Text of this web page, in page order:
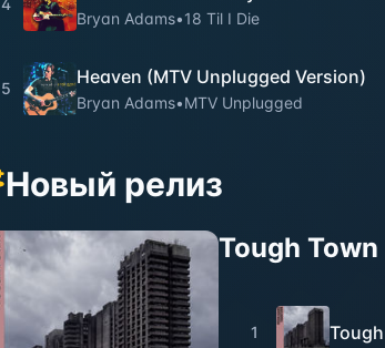
4
Bryan Adams•18 Til I Die
5
Heaven (MTV Unplugged Version)
Bryan Adams•MTV Unplugged
Новый релиз
Tough Town
1